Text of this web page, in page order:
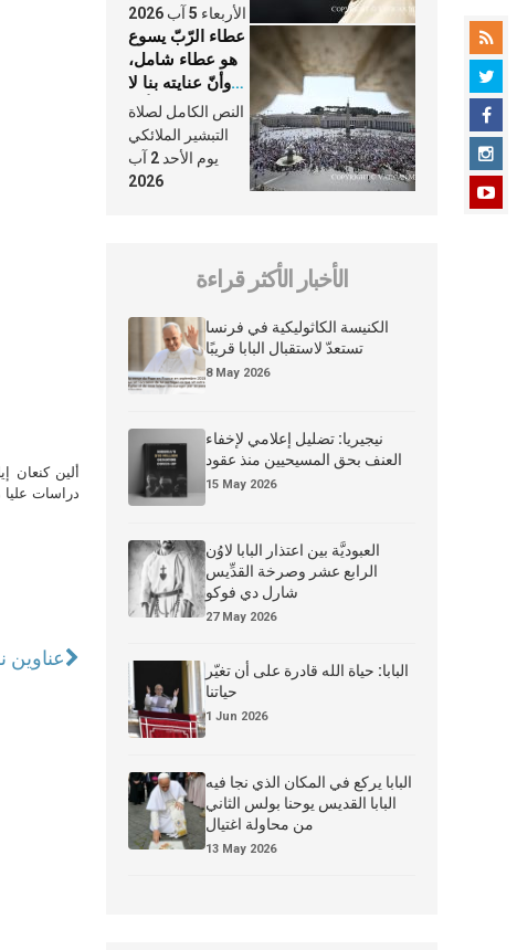
ألين كنعان
دراسات عليا
عناوين نشرة الخميس 11
الأربعاء 5 آب 2026
عطاء الرّبّ يسوع
هو عطاء شامل،
وأنّ عنايته بنا لا
تغيب عنّا أبدًا
النص الكامل لصلاة
التبشير الملائكي
يوم الأحد 2 آب
2026
الأخبار الأكثر قراءة
الكنيسة الكاثوليكية في فرنسا
تستعدّ لاستقبال البابا قريبًا
8 May 2026
نيجيريا: تضليل إعلامي لإخفاء
العنف بحق المسيحيين منذ عقود
15 May 2026
العبوديَّة بين اعتذار البابا لاوُن
الرابع عشر وصرخة القدِّيس
شارل دي فوكو
27 May 2026
البابا: حياة الله قادرة على أن تغيّر
حياتنا
1 Jun 2026
البابا يركع في المكان الذي نجا فيه
البابا القديس يوحنا بولس الثاني
من محاولة اغتيال
13 May 2026